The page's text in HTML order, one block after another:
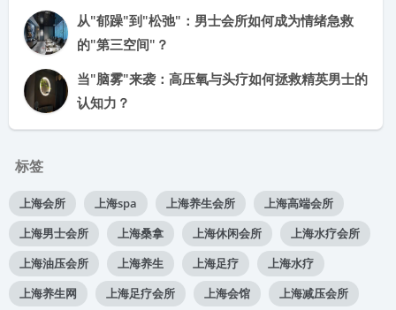
从"郁躁"到"松弛"：男士会所如何成为情绪急救
的"第三空间"？
当"脑雾"来袭：高压氧与头疗如何拯救精英男士的
认知力？
标签
上海会所 上海spa 上海养生会所
上海高端会所
上海男士会所
上海桑拿 上海休闲会所
上海水疗会所
上海油压会所
上海养生 上海足疗
上海水疗
上海养生网
上海足疗会所 上海会馆
上海减压会所